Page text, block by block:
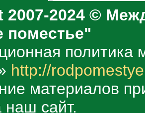
2007-2024 ©
поместье"
политика
http://
материалов
наш сайт.